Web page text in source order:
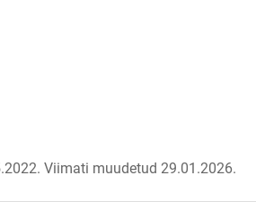
Viimati muudetud 29.01.2026.